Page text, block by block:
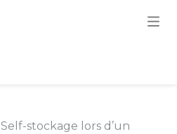
Self-stockage lors d’un